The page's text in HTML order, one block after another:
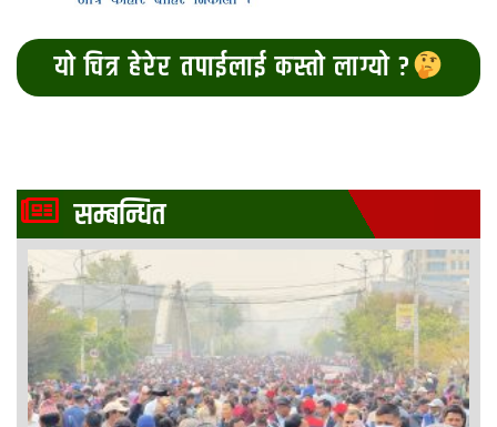
यो चित्र हेरेर तपाईलाई कस्तो लाग्यो ?
सम्बन्धित